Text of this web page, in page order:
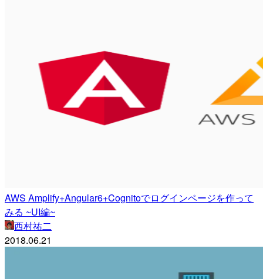
AWS Amplify+Angular6+Cognitoでログインページを作って
みる ~UI編~
西村祐二
2018.06.21